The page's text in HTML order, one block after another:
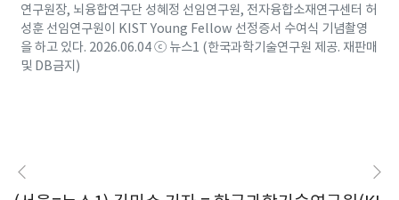
연구원장, 뇌융합연구단 성혜정 선임연구원, 전자융합소재연구센터 허
성훈 선임연구원이 KIST Young Fellow 선정증서 수여식 기념촬영
을 하고 있다. 2026.06.04 ⓒ 뉴스1 (한국과학기술연구원 제공. 재판매
및 DB금지)